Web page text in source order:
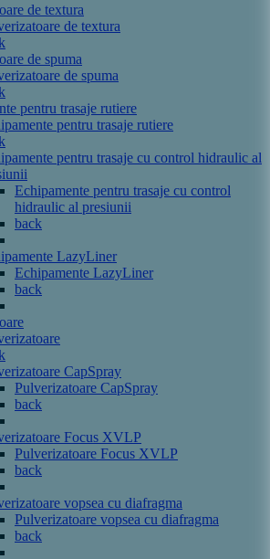
de textura
de textura
de spuma
de spuma
pentru trasaje rutiere
pentru trasaje rutiere
pentru trasaje cu control hidraulic al
Echipamente pentru trasaje cu control
hidraulic al presiunii
back
LazyLiner
Echipamente LazyLiner
back
CapSpray
Pulverizatoare CapSpray
back
Focus XVLP
Pulverizatoare Focus XVLP
back
vopsea cu diafragma
Pulverizatoare vopsea cu diafragma
back